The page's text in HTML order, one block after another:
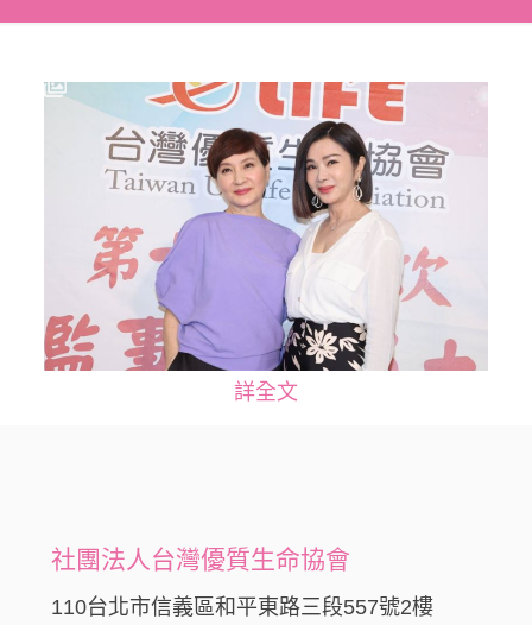
詳全文
社團法人台灣優質生命協會
110台北市信義區和平東路三段557號2樓